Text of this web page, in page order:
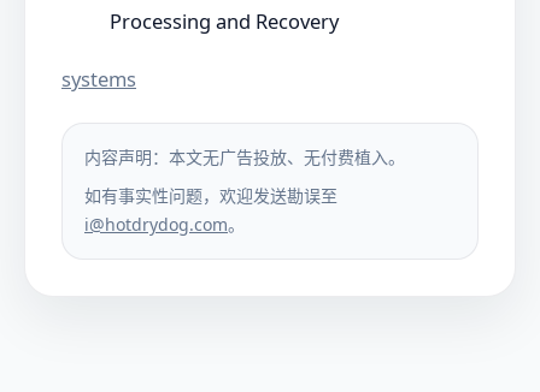
Processing and Recovery
systems
内容声明：本文无广告投放、无付费植入。
如有事实性问题，欢迎发送勘误至
i@hotdrydog.com。